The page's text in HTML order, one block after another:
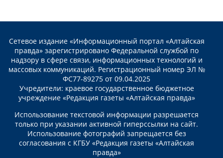
Сетевое издание «Информационный портал «Алтайская
правда» зарегистрировано Федеральной службой по
надзору в сфере связи, информационных технологий и
массовых коммуникаций. Регистрационный номер ЭЛ №
ФС77-89275 от 09.04.2025
Учредители: краевое государственное бюджетное
учреждение «Редакция газеты «Алтайская правда»
Использование текстовой информации разрешается
только при указании активной гиперссылки на сайт.
Использование фотографий запрещается без
согласования с КГБУ «Редакция газеты «Алтайская
правда»